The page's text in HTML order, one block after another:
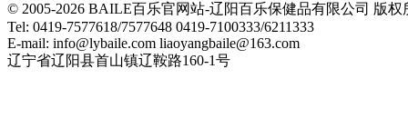
© 2005-2026 BAILE百乐官网站-辽阳百乐保健品有限公司 版
Tel: 0419-7577618/7577648 0419-7100333/6211333
E-mail: info@lybaile.com liaoyangbaile@163.com
辽宁省辽阳县首山镇辽鞍路160-1号